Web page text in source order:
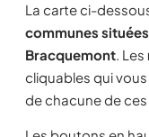
La carte ci-
communes
Bracquemont. Les
cliquables qui
de chacune de